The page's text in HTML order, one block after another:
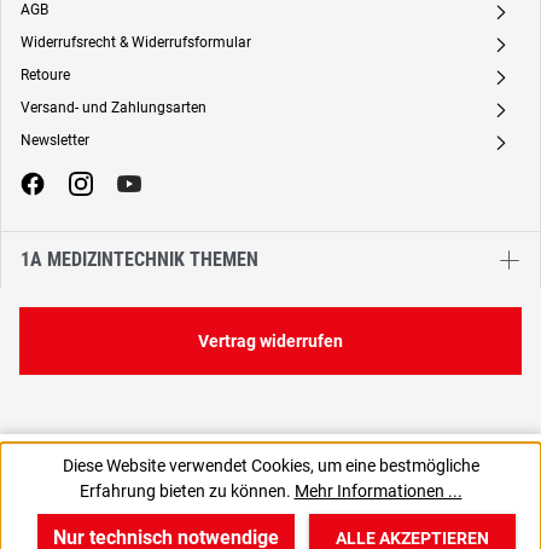
13,60 € 16,80 €
1.700,00 € / 1 Liter
AGB A
Widerrufsrecht & Widerrufsformular A
Retoure A
Versand- und Zahlungsarten A
Newsletter A
1A MEDIZINTECHNIK THEMEN
Vertrag widerrufen
Diese Website verwendet Cookies, um eine bestmögliche
Erfahrung bieten zu können. Mehr Informationen ...
Nur technisch notwendige ALLE AKZEPTIEREN